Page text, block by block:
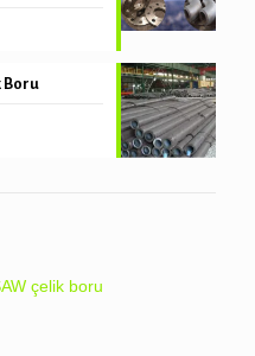
Boru
çelik boru